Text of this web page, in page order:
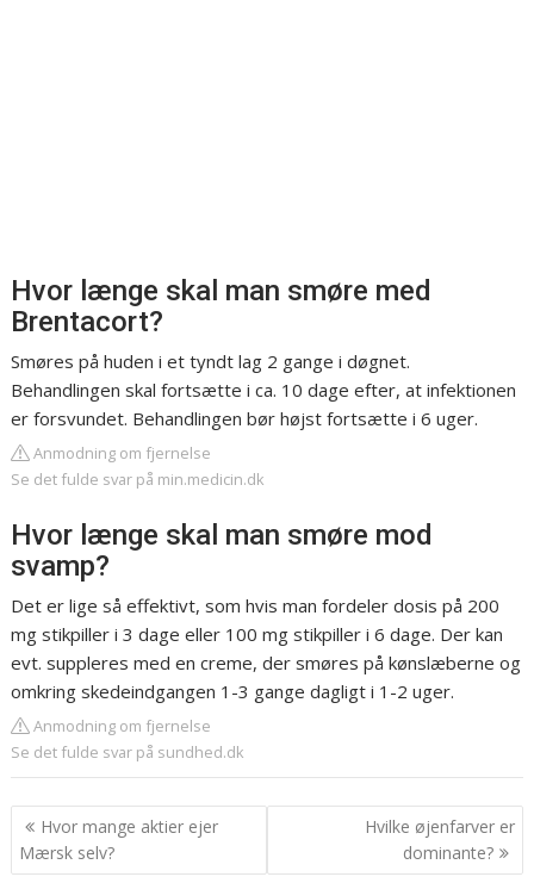
Hvor længe skal man smøre med
Brentacort?
Smøres på huden i et tyndt lag 2 gange i døgnet.
Behandlingen skal fortsætte i ca. 10 dage efter, at infektionen
er forsvundet. Behandlingen bør højst fortsætte i 6 uger.
Anmodning om fjernelse
Se det fulde svar på min.medicin.dk
Hvor længe skal man smøre mod
svamp?
Det er lige så effektivt, som hvis man fordeler dosis på 200
mg stikpiller i 3 dage eller 100 mg stikpiller i 6 dage. Der kan
evt. suppleres med en creme, der smøres på kønslæberne og
omkring skedeindgangen 1-3 gange dagligt i 1-2 uger.
Anmodning om fjernelse
Se det fulde svar på sundhed.dk
Indlægsnavigation
Hvor mange aktier ejer
Mærsk selv?
Hvilke øjenfarver er
dominante?